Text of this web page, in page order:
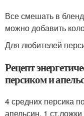
Все смешать в
можно добавить
Для любителей
Рецепт
персиком и
4 средних персика
апельсин, 1